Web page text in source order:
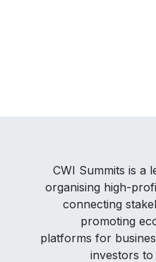
CWI Summits is a
organising high-
connecting
promoting
platforms for
investors